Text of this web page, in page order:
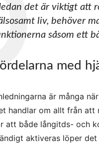
det är viktigt att
liv, behöver
såsom ett
med
är många
handlar om allt från att
att både långitds- och
aktiveras löper